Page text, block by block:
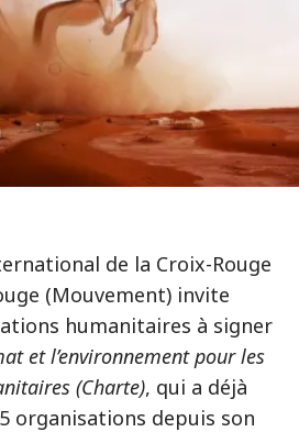
de la Croix-Rouge
(Mouvement) invite
humanitaires à signer
et l’environnement pour les
(Charte), qui a déjà
organisations depuis son